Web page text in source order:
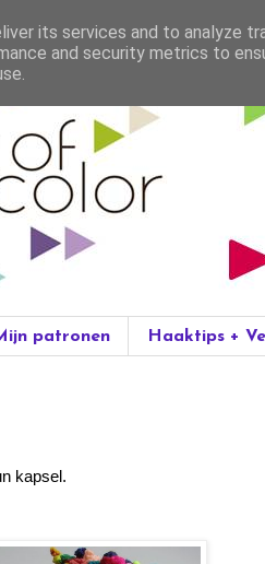
patronen Haaktips +
kapsel.
its services and to analyze
and security metrics to